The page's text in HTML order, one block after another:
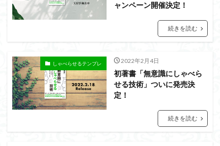
ャンペーン開催決定！
続きを読む
しゃべらせるテンプレ 2022年2月4日
初著書「無意識にしゃべら
せる技術」ついに発売決
定！
続きを読む